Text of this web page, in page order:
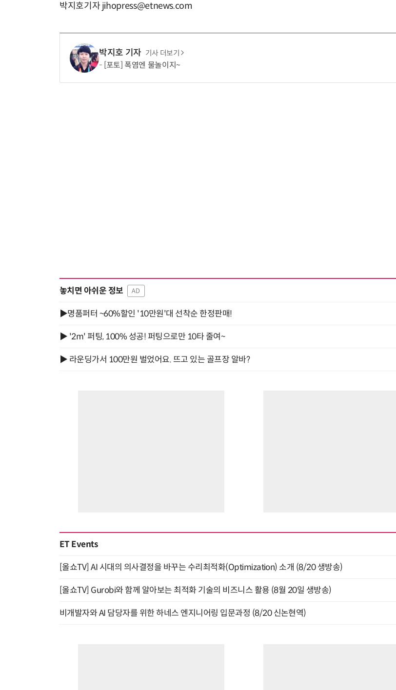
박지호기자 jihopress@etnews.com
박지호 기자 기사 더보기
[포토] 폭염엔 물놀이지~
놓치면 아쉬운 정보 AD
▶명품퍼터 ~60%할인 '10만원'대 선착순 한정판매!
▶ '2m' 퍼팅, 100% 성공! 퍼팅으로만 10타 줄여~
▶ 라운딩가서 100만원 벌었어요. 뜨고 있는 골프장 알바?
ET Events
[올쇼TV] AI 시대의 의사결정을 바꾸는 수리최적화(Optimization) 소개 (8/20 생방송)
[올쇼TV] Gurobi와 함께 알아보는 최적화 기술의 비즈니스 활용 (8월 20일 생방송)
비개발자와 AI 담당자를 위한 하네스 엔지니어링 입문과정 (8/20 신논현역)
“계속 쫓아왔다”…도망치던 우크라 민간인 공격한 러 자폭 드론